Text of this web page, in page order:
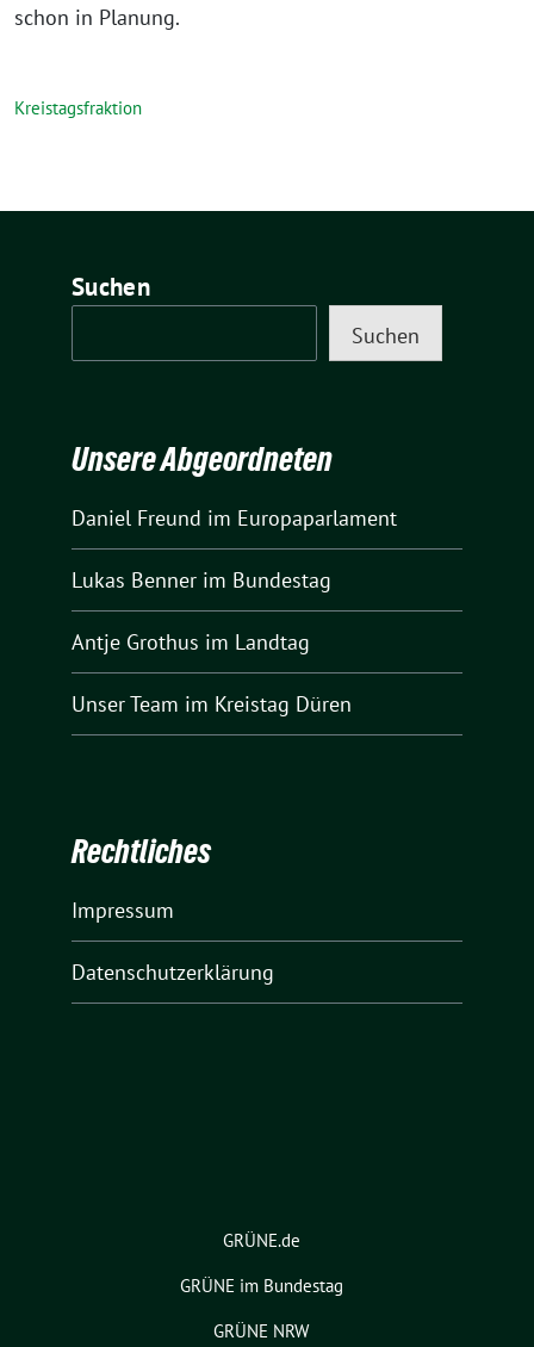
schon in Planung.
Kreistagsfraktion
Suchen
Suchen
Unsere Abgeordneten
Daniel Freund im Europaparlament
Lukas Benner im Bundestag
Antje Grothus im Landtag
Unser Team im Kreistag Düren
Rechtliches
Impressum
Datenschutzerklärung
GRÜNE.de
GRÜNE im Bundestag
GRÜNE NRW